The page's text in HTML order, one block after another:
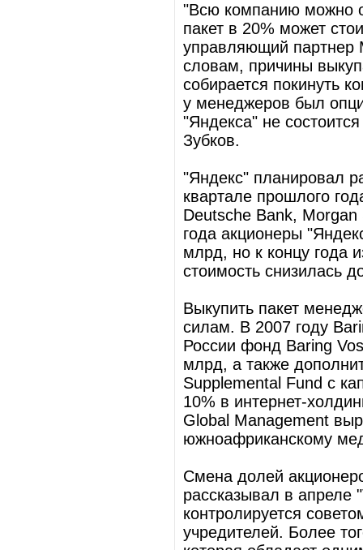
"Всю компанию можно
пакет в 20% может
управляющий партнер
словам, причины
собирается покинуть
у менеджеров был
"Яндекса" не
Зубков.
"Яндекс" планировал
квартале прошлого
Deutsche Bank,
года акционеры
млрд, но к концу года
стоимость снизилась
Выкупить пакет
силам. В 2007 году
России фонд Baring
млрд, а также
Supplemental Fund с
10% в интернет-
Global Management
южноафриканскому
Смена долей
рассказывал в апреле
контролируется
учредителей. Более